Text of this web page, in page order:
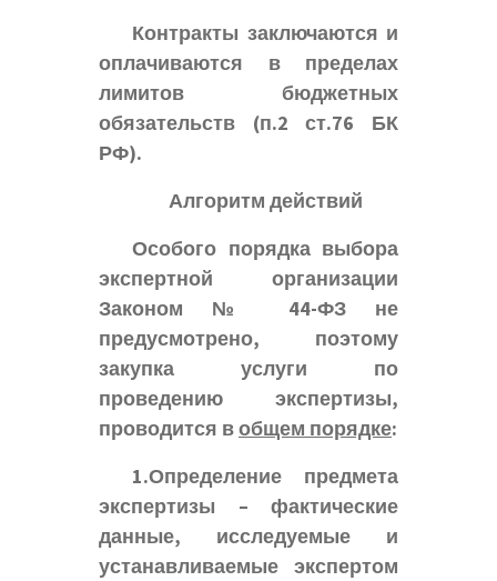
Контракты заключаются и
оплачиваются в пределах
лимитов бюджетных
обязательств (п.2 ст.76 БК
РФ).
Алгоритм действий
Особого порядка выбора
экспертной организации
Законом № 44-ФЗ не
предусмотрено, поэтому
закупка услуги по
проведению экспертизы,
проводится вобщем порядке:
1.Определение предмета
экспертизы – фактические
данные, исследуемые и
устанавливаемые экспертом